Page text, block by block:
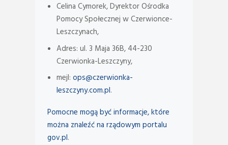
Celina Cymorek, Dyrektor Ośrodka
Pomocy Społecznej w Czerwionce-
Leszczynach,
Adres: ul. 3 Maja 36B, 44-230
Czerwionka-Leszczyny,
mejl: ops@czerwionka-
leszczyny.com.pl.
Pomocne mogą być informacje, które
można znaleźć na rządowym portalu
gov.pl.